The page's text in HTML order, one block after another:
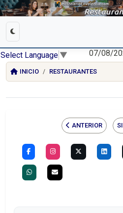
Select Language ▼ 07/08/
INICIO RESTAURANTES
ANTERIOR